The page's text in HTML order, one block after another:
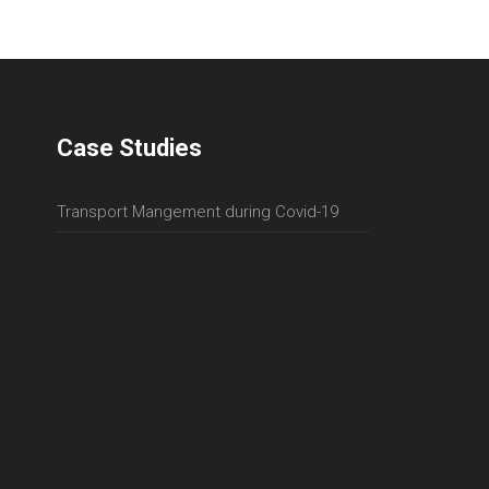
Case Studies
Transport Mangement during Covid-19